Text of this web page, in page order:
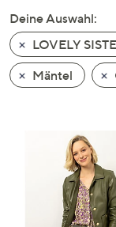
nach
unten
oder
wischen
Sie
Deine Auswahl:
LOVELY
Mäntel